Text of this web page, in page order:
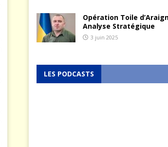
Opération Toile
Analyse Stratégique
3 juin 2025
LES PODCASTS